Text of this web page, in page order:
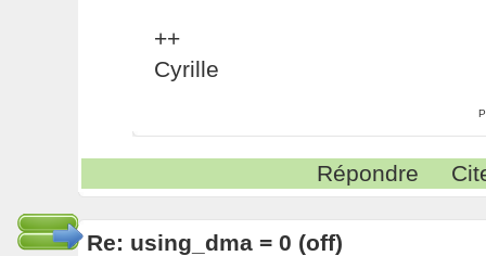
++
Cyrille
Répondre
Re: using_dma = 0 (off)